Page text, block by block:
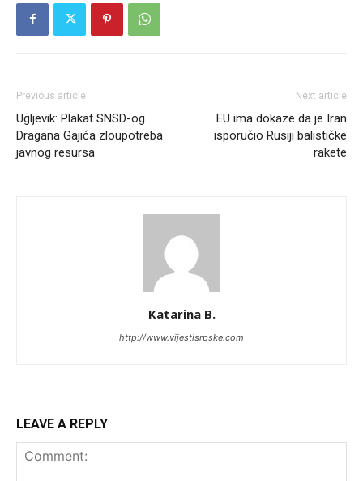
Previous article
Ugljevik: Plakat SNSD-og
Dragana Gajića zloupotreba
javnog resursa
Next article
EU ima dokaze da je Iran
isporučio Rusiji balističke
rakete
Katarina B.
http://www.vijestisrpske.com
LEAVE A REPLY